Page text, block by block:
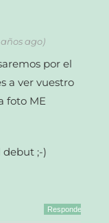
años ago)
por el
a ver vuestro
foto ME
debut ;-)
Responder